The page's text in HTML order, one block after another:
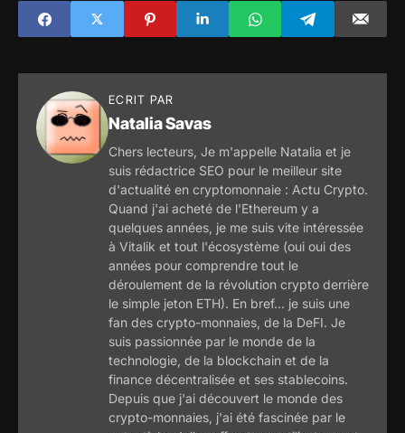
millions $
ECRIT PAR
Natalia Savas
Chers lecteurs, Je m'appelle Natalia et je
suis rédactrice SEO pour le meilleur site
d'actualité en cryptomonnaie : Actu Crypto.
Quand j'ai acheté de l'Ethereum y a
quelques années, je me suis vite intéressée
à Vitalik et tout l'écosystème (oui oui des
années pour comprendre tout le
déroulement de la révolution crypto derrière
le simple jeton ETH). En bref... je suis une
fan des crypto-monnaies, de la DeFI. Je
suis passionnée par le monde de la
technologie, de la blockchain et de la
finance décentralisée et ses stablecoins.
Depuis que j'ai découvert le monde des
crypto-monnaies, j'ai été fascinée par le